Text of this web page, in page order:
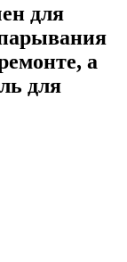
для
а
для